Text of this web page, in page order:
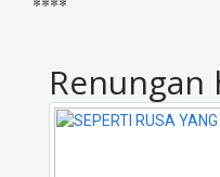
Renungan